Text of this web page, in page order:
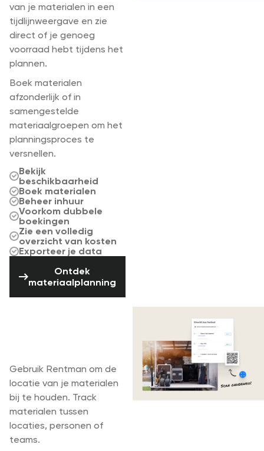
van je materialen in een
tijdlijnweergave en zie
direct of je genoeg
voorraad hebt tijdens het
plannen.
Boek materialen
afzonderlijk of in
samengestelde
materiaalgroepen om het
planningsproces te
versnellen.
Bekijk
beschikbaarheid
Boek materialen
Beheer inhuur
Voorkom dubbele
boekingen
Zie een volledig
overzicht van kosten
Exporteer je data
Ontdek
materiaalplanning
Gebruik Rentman om de
locatie van je materialen
bij te houden. Track
materialen tussen
locaties, personen of
teams.